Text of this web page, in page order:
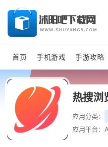
首页 手机游戏 手游攻略
热搜浏
应用分类：
应用平台：